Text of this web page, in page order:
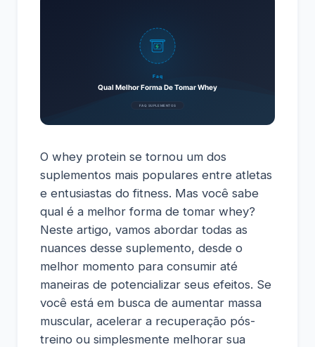
Faq
Qual Melhor Forma De Tomar Whey
FAQ SUPLEMENTOS
O whey protein se tornou um dos
suplementos mais populares entre atletas
e entusiastas do fitness. Mas você sabe
qual é a melhor forma de tomar whey?
Neste artigo, vamos abordar todas as
nuances desse suplemento, desde o
melhor momento para consumir até
maneiras de potencializar seus efeitos. Se
você está em busca de aumentar massa
muscular, acelerar a recuperação pós-
treino ou simplesmente melhorar sua